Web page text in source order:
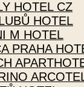
HOTEL CZ
HOTEL
M HOTEL
PRAHA